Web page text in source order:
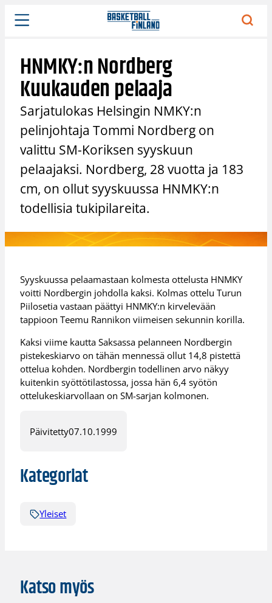
Siirry
sisältöön
HNMKY:n Nordberg
Kuukauden pelaaja
Sarjatulokas Helsingin NMKY:n
pelinjohtaja Tommi Nordberg on
valittu SM-Koriksen syyskuun
pelaajaksi. Nordberg, 28 vuotta ja 183
cm, on ollut syyskuussa HNMKY:n
todellisia tukipilareita.
Syyskuussa pelaamastaan kolmesta ottelusta HNMKY
voitti Nordbergin johdolla kaksi. Kolmas ottelu Turun
Piilosetia vastaan päättyi HNMKY:n kirvelevään
tappioon Teemu Rannikon viimeisen sekunnin korilla.
Kaksi viime kautta Saksassa pelanneen Nordbergin
pistekeskiarvo on tähän mennessä ollut 14,8 pistettä
ottelua kohden. Nordbergin todellinen arvo näkyy
kuitenkin syöttötilastossa, jossa hän 6,4 syötön
ottelukeskiarvollaan on SM-sarjan kolmonen.
Päivitetty07.10.1999
Kategoriat
Yleiset
Katso myös